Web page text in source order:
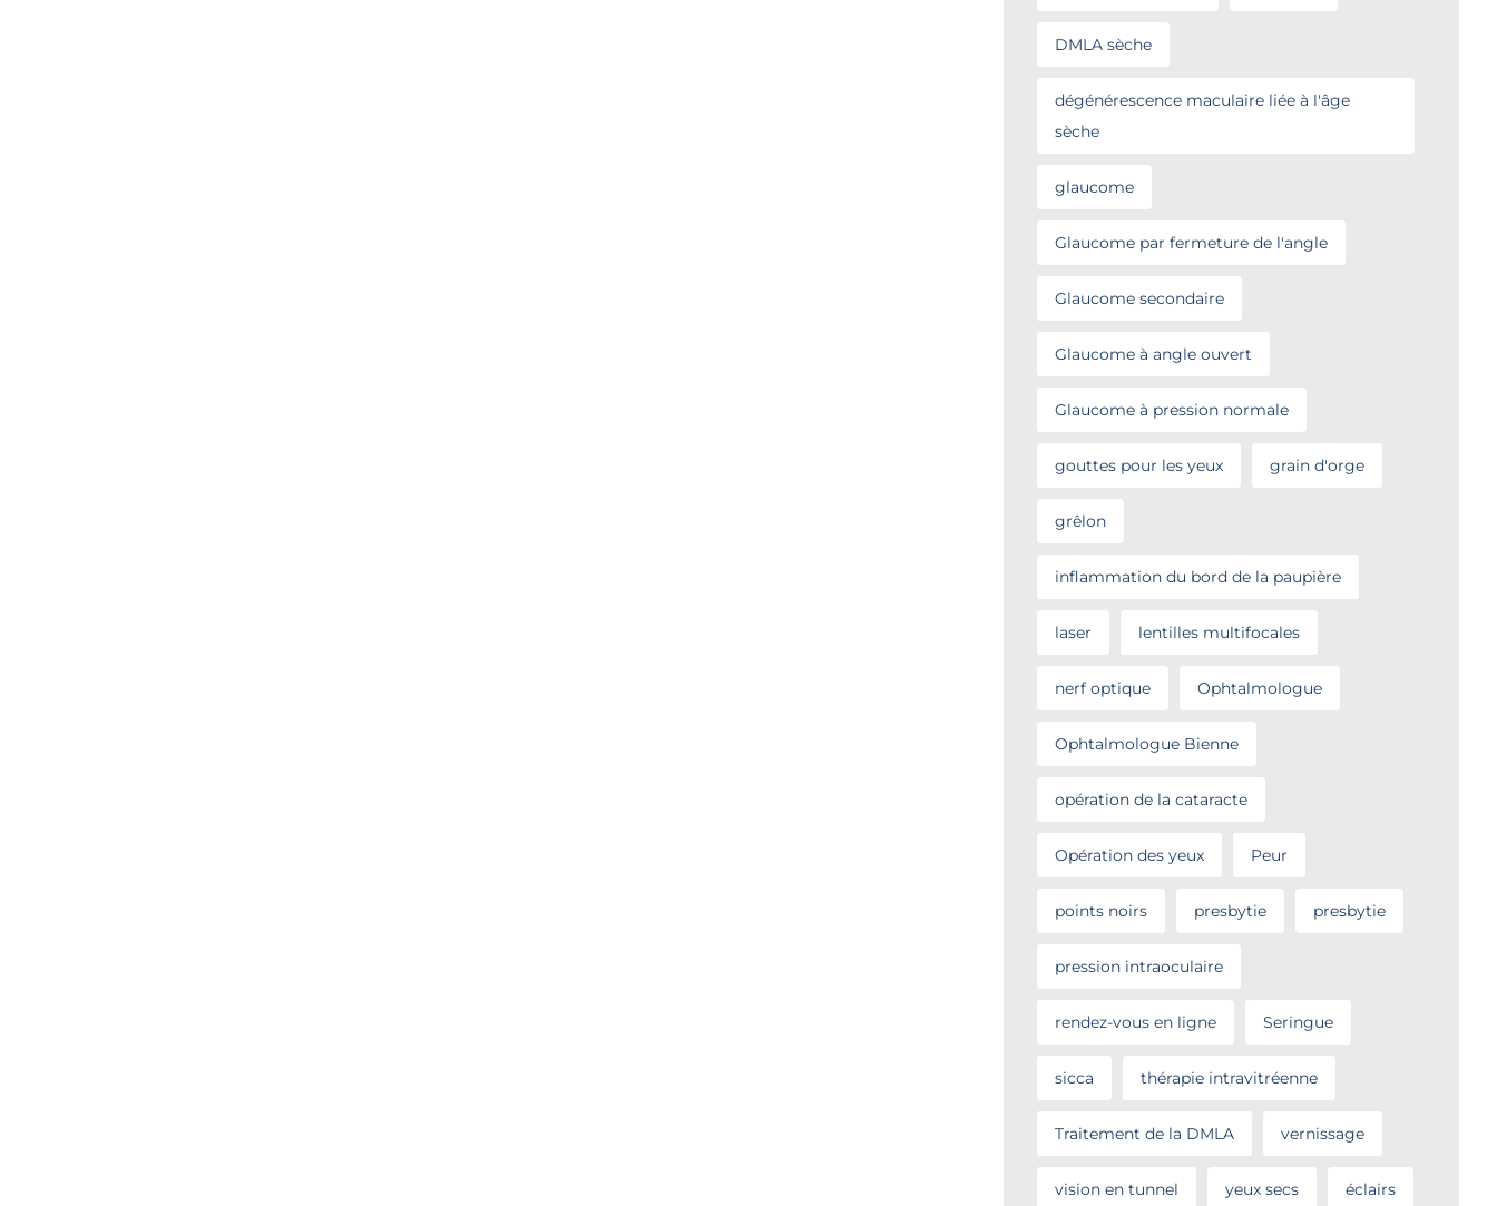
DMLA sèche
dégénérescence maculaire liée à l'âge
sèche
glaucome
Glaucome par fermeture de l'angle
Glaucome secondaire
Glaucome à angle ouvert
Glaucome à pression normale
gouttes pour les yeux grain d'orge
grêlon
inflammation du bord de la paupière
laser lentilles multifocales
nerf optique Ophtalmologue
Ophtalmologue Bienne
opération de la cataracte
Opération des yeux Peur
points noirs presbytie presbytie
pression intraoculaire
rendez-vous en ligne Seringue
sicca thérapie intravitréenne
Traitement de la DMLA vernissage
vision en tunnel yeux secs éclairs